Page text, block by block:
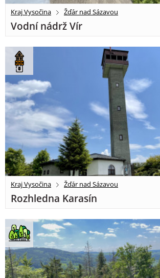
Kraj Vysočina Žďár nad Sázavou
Vodní nádrž Vír
Kraj Vysočina Žďár nad Sázavou
Rozhledna Karasín